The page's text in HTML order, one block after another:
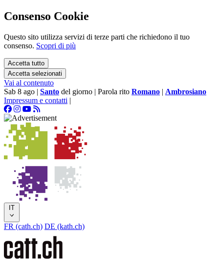
Consenso Cookie
Questo sito utilizza servizi di terze parti che richiedono il tuo
consenso. Scopri di più
Accetta tutto
Accetta selezionati
Vai al contenuto
Sab 8 ago | Santo del giorno | Parola rito Romano | Ambrosiano
Impressum e contatti |
IT
FR (cath.ch) DE (kath.ch)